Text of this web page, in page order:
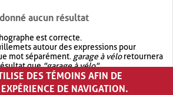
aucun résultat
est correcte.
autour des expressions pour
mot séparément. garage à véloretournera
que"garage à vélo".
votre recherche avec OR.garage OR vélo
plus de résultat quegarage à vélo
DES TÉMOINS AFIN DE
DE NAVIGATION.